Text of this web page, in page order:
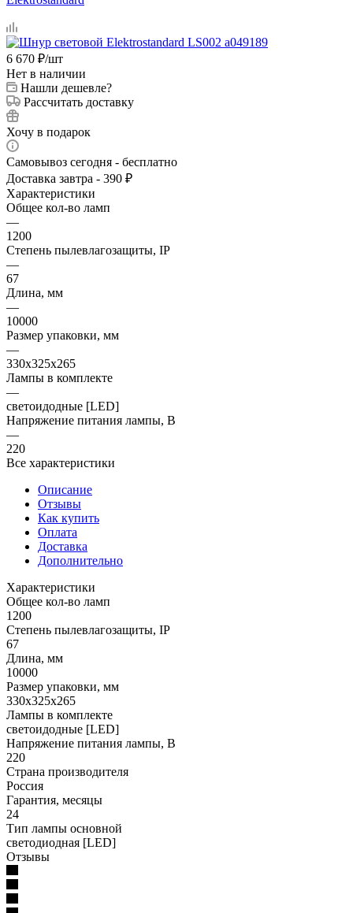
6 670 ₽/шт
Нет в наличии
Нашли дешевле?
Рассчитать доставку
Хочу в подарок
Самовывоз сегодня - бесплатно
Доставка завтра - 390 ₽
Характеристики
Общее кол-во ламп
—
1200
Степень пылевлагозащиты, IP
—
67
Длина, мм
—
10000
Размер упаковки, мм
—
330x325x265
Лампы в комплекте
—
светоидодные [LED]
Напряжение питания лампы, В
—
220
Все характеристики
Описание
Отзывы
Как купить
Оплата
Доставка
Дополнительно
Характеристики
Общее кол-во ламп
1200
Степень пылевлагозащиты, IP
67
Длина, мм
10000
Размер упаковки, мм
330x325x265
Лампы в комплекте
светоидодные [LED]
Напряжение питания лампы, В
220
Страна производителя
Россия
Гарантия, месяцы
24
Тип лампы основной
светодиодная [LED]
Отзывы